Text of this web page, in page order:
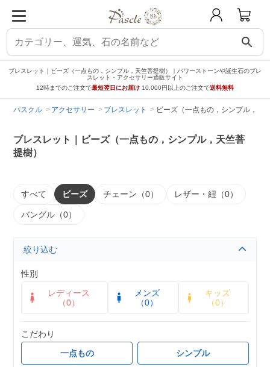
search
ブレスレット｜ビーズ（一点もの，シンプル，天竺菩提樹）｜パワーストーンや誕生石のブレ
スレット・アクセサリー通販サイト
12時までのご注文で最短翌日にお届け 10,000円以上のご注文で送料無料
パスクル アクセサリー ブレスレット ビーズ（一点もの，シンプル，天
ブレスレット｜ビーズ（一点もの，シンプル，天竺菩
提樹）
すべて ビーズ チェーン（0） レザー・紐（0）
バングル（0）
絞り込む
性別
レディース
（0）
メンズ
（0）
キッズ
（0）
こだわり
一点もの
シンプル